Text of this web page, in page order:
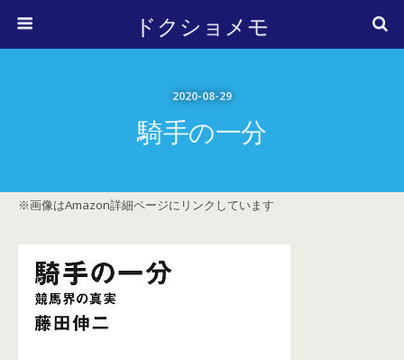
ドクショメモ
2020-08-29
騎手の一分
※画像はAmazon詳細ページにリンクしています